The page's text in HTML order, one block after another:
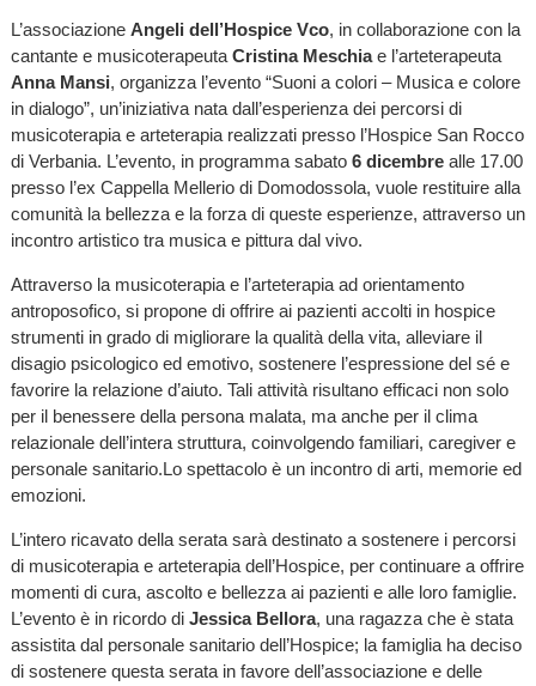
L’associazione Angeli dell’Hospice Vco, in collaborazione con la
cantante e musicoterapeuta Cristina Meschiae l’arteterapeuta
Anna Mansi, organizza l’evento “Suoni a colori – Musica e colore
in dialogo”, un’iniziativa nata dall’esperienza dei percorsi di
musicoterapia e arteterapia realizzati presso l’Hospice San Rocco
di Verbania. L’evento, in programma sabato 6 dicembrealle 17.00
presso l’ex Cappella Mellerio di Domodossola, vuole restituire alla
comunità la bellezza e la forza di queste esperienze, attraverso un
incontro artistico tra musica e pittura dal vivo.
Attraverso la musicoterapia e l’arteterapia ad orientamento
antroposofico, si propone di offrire ai pazienti accolti in hospice
strumenti in grado di migliorare la qualità della vita, alleviare il
disagio psicologico ed emotivo, sostenere l’espressione del sé e
favorire la relazione d’aiuto. Tali attività risultano efficaci non solo
per il benessere della persona malata, ma anche per il clima
relazionale dell’intera struttura, coinvolgendo familiari, caregiver e
personale sanitario.Lo spettacolo è un incontro di arti, memorie ed
emozioni.
L’intero ricavato della serata sarà destinato a sostenere i percorsi
di musicoterapia e arteterapia dell’Hospice, per continuare a offrire
momenti di cura, ascolto e bellezza ai pazienti e alle loro famiglie.
L’evento è in ricordo di Jessica Bellora, una ragazza che è stata
assistita dal personale sanitario dell’Hospice; la famiglia ha deciso
di sostenere questa serata in favore dell’associazione e delle